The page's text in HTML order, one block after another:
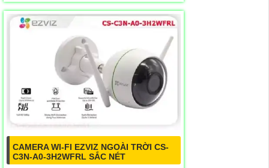
CAMERA WI-FI EZVIZ NGOÀI TRỜI CS-
C3N-A0-3H2WFRL SẮC NÉT